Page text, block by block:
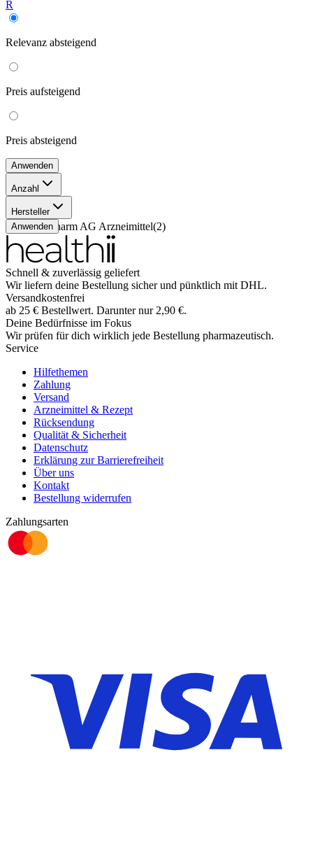
R
Relevanz absteigend
Preis aufsteigend
Preis absteigend
Anwenden
Anzahl
50 g(1)
Hersteller
Dermapharm AG Arzneimittel(2)
Anwenden
Schnell & zuverlässig geliefert
Wir liefern deine Bestellung sicher und pünktlich mit DHL.
Versandkostenfrei
ab 25 € Bestellwert. Darunter nur 2,90 €.
Deine Bedürfnisse im Fokus
Wir prüfen für dich wirklich jede Bestellung pharmazeutisch.
Service
Hilfethemen
Zahlung
Versand
Arzneimittel & Rezept
Rücksendung
Qualität & Sicherheit
Datenschutz
Erklärung zur Barrierefreiheit
Über uns
Kontakt
Bestellung widerrufen
Zahlungsarten